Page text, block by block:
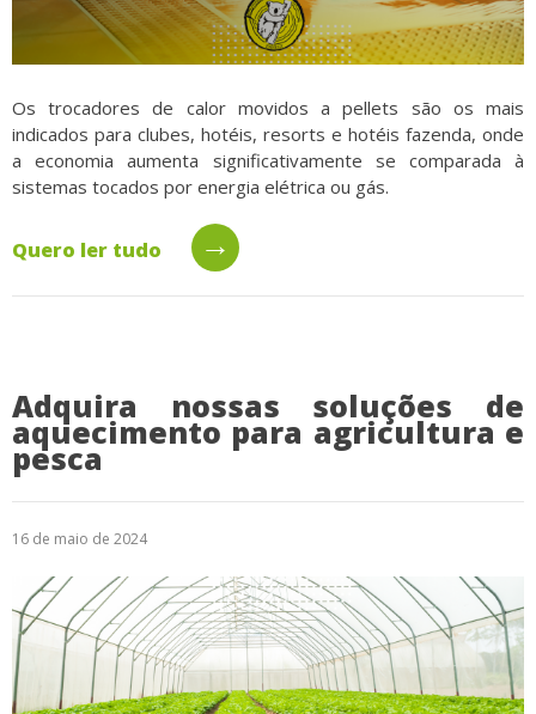
Os trocadores de calor movidos a pellets são os mais
indicados para clubes, hotéis, resorts e hotéis fazenda, onde
a economia aumenta significativamente se comparada à
sistemas tocados por energia elétrica ou gás.
Quero ler tudo →
Adquira nossas soluções de
aquecimento para agricultura e
pesca
16 de maio de 2024